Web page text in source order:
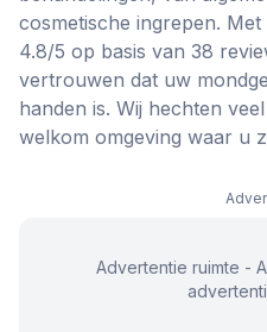
cosmetische ingrepen.
4.8/5 op basis van 38
vertrouwen dat uw
handen is. Wij hechten
welkom omgeving waar u
Advertentie ruimte -